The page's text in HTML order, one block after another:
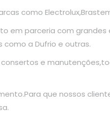
como
em parceria com
como a Dufrio e outras.
consertos e
que nossos